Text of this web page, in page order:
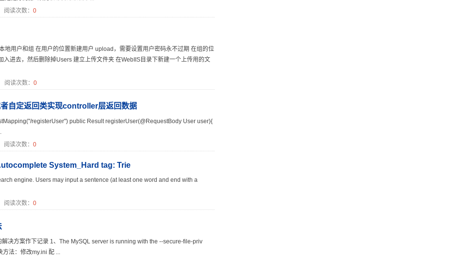
读次数： 0
地用户和组 在用户的位置新建用户 upload，需要设置用户密码永不过期 在组的位
进去，然后删除掉Users 建立上传文件夹 在WebIIS目录下新建一个上传用的文
阅读次数： 0
自定返回类实现controller层返回数据
registerUser") public Result registerUser(@RequestBody User user){
读次数： 0
System_Hard tag: Trie
engine. Users may input a sentence (at least one word and end with a
阅读次数： 0
决方案作下记录 1、The MySQL server is running with the --secure-file-priv
法：修改my.ini 配 ...